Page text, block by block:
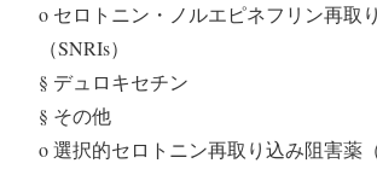
o セロトニン・ノルエピネフリン再取
（SNRIs）
§ デュロキセチン
§ その他
o 選択的セロトニン再取り込み阻害薬（